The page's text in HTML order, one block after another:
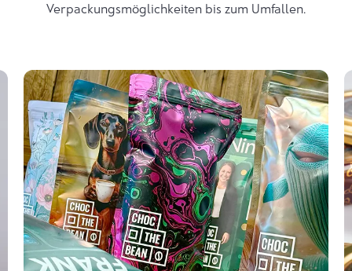
Verpackungsmöglichkeiten bis zum Umfallen.